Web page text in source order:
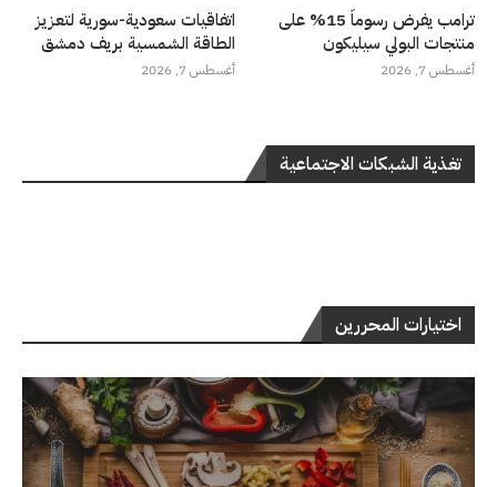
ترامب يفرض رسوماً 15% على
منتجات البولي سيليكون
أغسطس 7, 2026
اتفاقيات سعودية-سورية لتعزيز
الطاقة الشمسية بريف دمشق
أغسطس 7, 2026
تغذية الشبكات الاجتماعية
اختيارات المحررين